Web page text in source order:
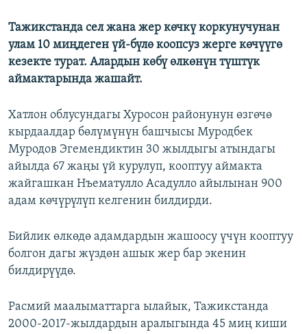
Тажикстанда сел жана жер көчкү коркунучунан
улам 10 миңдеген үй-бүлө коопсуз жерге көчүүгө
кезекте турат. Алардын көбү өлкөнүн түштүк
аймактарында жашайт.
Хатлон облусундагы Хуросон районунун өзгөчө
кырдаалдар бөлүмүнүн башчысы Муродбек
Муродов Эгемендиктин 30 жылдыгы атындагы
айылда 67 жаңы үй курулуп, кооптуу аймакта
жайгашкан Нъематулло Асадулло айылынан 900
адам көчүрүлүп келгенин билдирди.
Бийлик өлкөдө адамдардын жашоосу үчүн кооптуу
болгон дагы жүздөн ашык жер бар экенин
билдирүүдө.
Расмий маалыматтарга ылайык, Тажикстанда
2000-2017-жылдардын аралыгында 45 миң киши